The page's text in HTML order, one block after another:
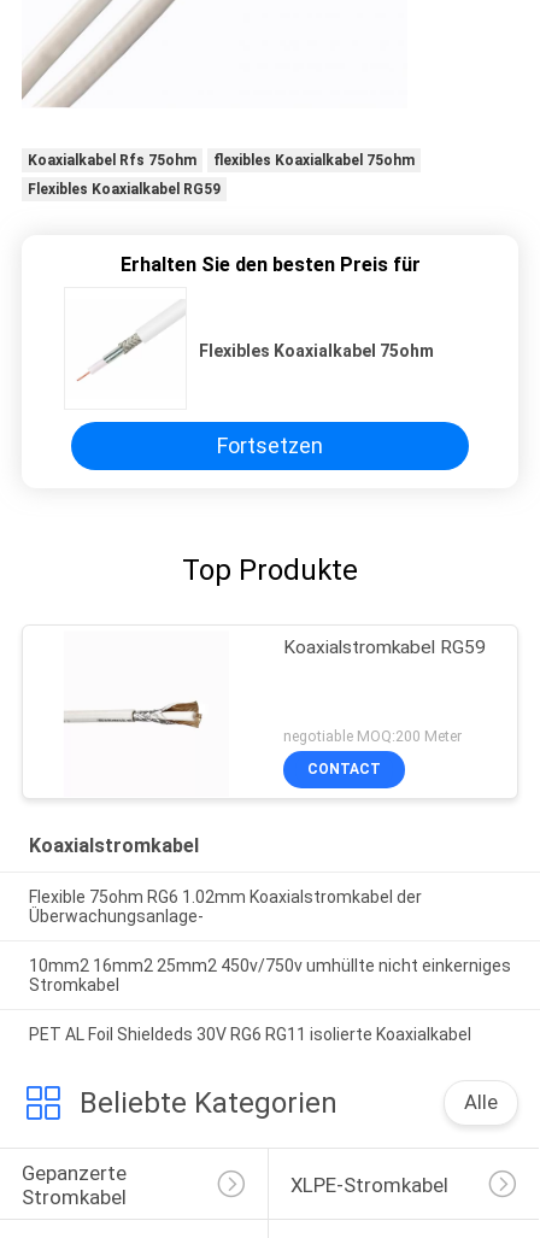
Koaxialkabel Rfs 75ohm
flexibles Koaxialkabel 75ohm
Flexibles Koaxialkabel RG59
Erhalten Sie den besten Preis für
Flexibles Koaxialkabel 75ohm
Fortsetzen
Top Produkte
Koaxialstromkabel RG59
negotiable MOQ:200 Meter
CONTACT
Koaxialstromkabel
Flexible 75ohm RG6 1.02mm Koaxialstromkabel der
Überwachungsanlage-
10mm2 16mm2 25mm2 450v/750v umhüllte nicht einkerniges
Stromkabel
PET AL Foil Shieldeds 30V RG6 RG11 isolierte Koaxialkabel
Beliebte Kategorien Alle
Gepanzerte
Stromkabel
XLPE-Stromkabel